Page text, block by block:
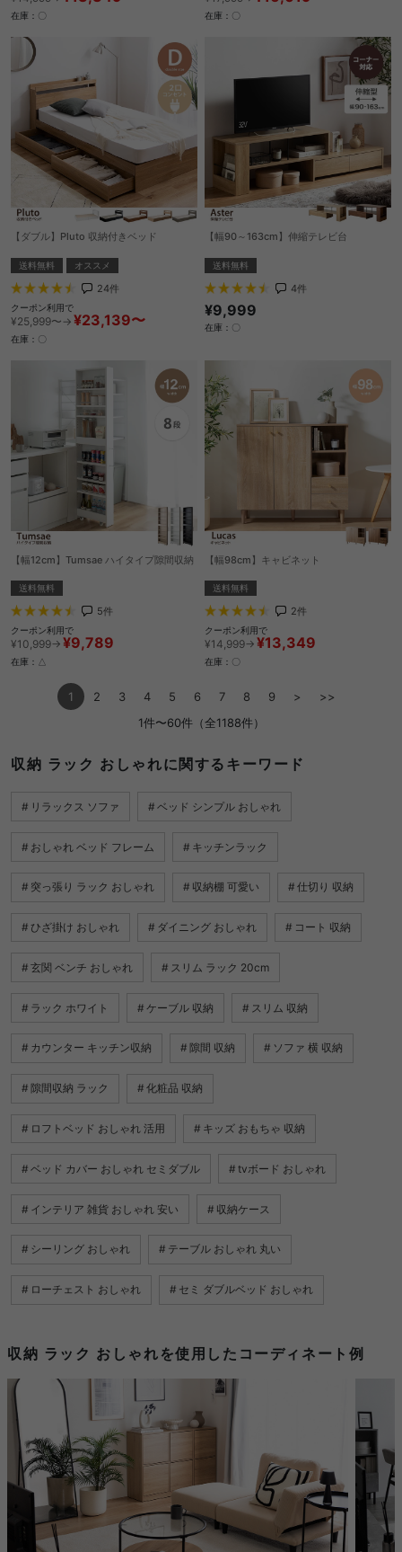
在庫：〇 在庫：〇
【ダブル】Pluto 収納付きベッド
送料無料 オススメ
24件
クーポン利用で
¥25,999〜→ ¥23,139〜
在庫：〇
【幅90～163cm】伸縮テレビ台
送料無料
4件
¥9,999
在庫：〇
【幅12cm】Tumsae ハイタイプ隙間収納
送料無料
5件
クーポン利用で
¥10,999→ ¥9,789
在庫：△
【幅98cm】キャビネット
送料無料
2件
クーポン利用で
¥14,999→ ¥13,349
在庫：〇
1 2 3 4 5 6 7 8 9 >
>>
1件〜60件（全1188件）
収納 ラック おしゃれに関するキーワード
リラックス ソファ ベッド シンプル おしゃれ
おしゃれ ベッド フレーム キッチンラック
突っ張り ラック おしゃれ 収納棚 可愛い 仕切り 収納
ひざ掛け おしゃれ ダイニング おしゃれ コート 収納
玄関 ベンチ おしゃれ スリム ラック 20cm
ラック ホワイト ケーブル 収納 スリム 収納
カウンター キッチン収納 隙間 収納 ソファ 横 収納
隙間収納 ラック 化粧品 収納
ロフトベッド おしゃれ 活用 キッズ おもちゃ 収納
ベッド カバー おしゃれ セミダブル tvボード おしゃれ
インテリア 雑貨 おしゃれ 安い 収納ケース
シーリング おしゃれ テーブル おしゃれ 丸い
ローチェスト おしゃれ セミ ダブルベッド おしゃれ
収納 ラック おしゃれを使用したコーディネート例